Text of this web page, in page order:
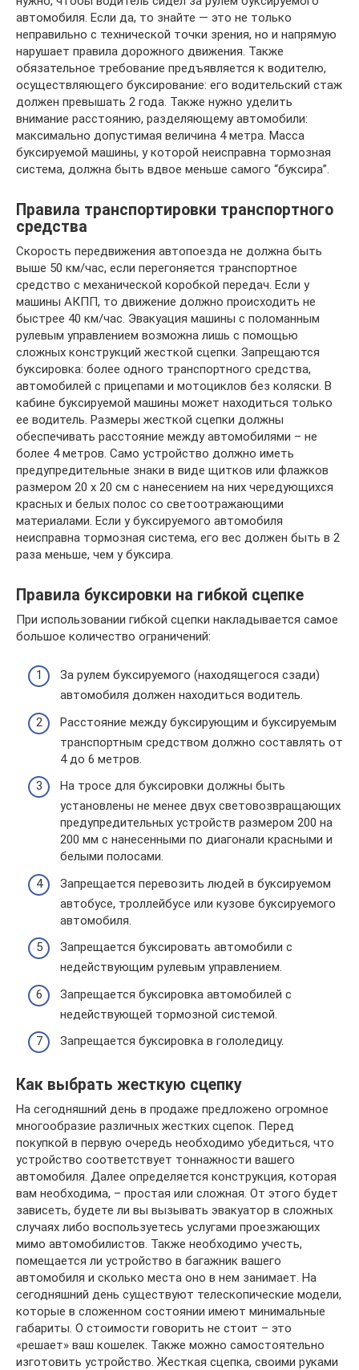
автомобиля. Если да, то знайте — это не только
неправильно с технической точки зрения, но и напрямую
нарушает правила дорожного движения. Также
обязательное требование предъявляется к водителю,
осуществляющего буксирование: его водительский стаж
должен превышать 2 года. Также нужно уделить
внимание расстоянию, разделяющему автомобили:
максимально допустимая величина 4 метра. Масса
буксируемой машины, у которой неисправна тормозная
система, должна быть вдвое меньше самого “буксира”.
Правила транспортировки транспортного
средства
Скорость передвижения автопоезда не должна быть
выше 50 км/час, если перегоняется транспортное
средство с механической коробкой передач. Если у
машины АКПП, то движение должно происходить не
быстрее 40 км/час. Эвакуация машины с поломанным
рулевым управлением возможна лишь с помощью
сложных конструкций жесткой сцепки. Запрещаются
буксировка: более одного транспортного средства,
автомобилей с прицепами и мотоциклов без коляски. В
кабине буксируемой машины может находиться только
ее водитель. Размеры жесткой сцепки должны
обеспечивать расстояние между автомобилями – не
более 4 метров. Само устройство должно иметь
предупредительные знаки в виде щитков или флажков
размером 20 х 20 см с нанесением на них чередующихся
красных и белых полос со светоотражающими
материалами. Если у буксируемого автомобиля
неисправна тормозная система, его вес должен быть в 2
раза меньше, чем у буксира.
Правила буксировки на гибкой сцепке
При использовании гибкой сцепки накладывается самое
большое количество ограничений:
За рулем буксируемого (находящегося сзади)
автомобиля должен находиться водитель.
Расстояние между буксирующим и буксируемым
транспортным средством должно составлять от
4 до 6 метров.
На тросе для буксировки должны быть
установлены не менее двух световозвращающих
предупредительных устройств размером 200 на
200 мм с нанесенными по диагонали красными и
белыми полосами.
Запрещается перевозить людей в буксируемом
автобусе, троллейбусе или кузове буксируемого
автомобиля.
Запрещается буксировать автомобили с
недействующим рулевым управлением.
Запрещается буксировка автомобилей с
недействующей тормозной системой.
Запрещается буксировка в гололедицу.
Как выбрать жесткую сцепку
На сегодняшний день в продаже предложено огромное
многообразие различных жестких сцепок. Перед
покупкой в первую очередь необходимо убедиться, что
устройство соответствует тоннажности вашего
автомобиля. Далее определяется конструкция, которая
вам необходима, – простая или сложная. От этого будет
зависеть, будете ли вы вызывать эвакуатор в сложных
случаях либо воспользуетесь услугами проезжающих
мимо автомобилистов. Также необходимо учесть,
помещается ли устройство в багажник вашего
автомобиля и сколько места оно в нем занимает. На
сегодняшний день существуют телескопические модели,
которые в сложенном состоянии имеют минимальные
габариты. О стоимости говорить не стоит – это
«решает» ваш кошелек. Также можно самостоятельно
изготовить устройство. Жесткая сцепка, своими руками